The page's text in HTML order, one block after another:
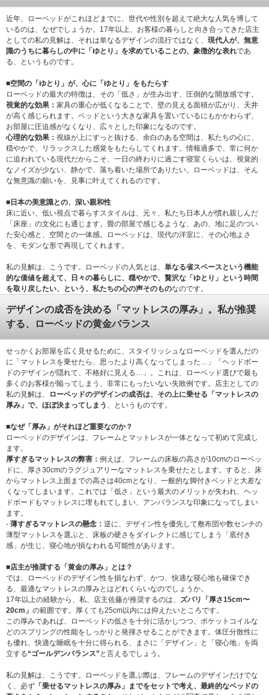
近年、ローベッドがこれほどまでに、世代や性別を超えて絶大な人気を博して
いるのは、なぜでしょうか。17年以上、お客様の暮らしと向き合ってきた店主
としての私の見解は、それは単なるデザインの流行ではなく、 現代人が、無意
識のうちに暮らしの中に「ゆとり」を求めていることの、象徴的な表れであ
る、というものです。
■空間の「ゆとり」が、心に「ゆとり」をもたらす
ローベッドの最大の特徴は、その「低さ」が生み出す、圧倒的な開放感です。
視覚的な効果： 家具の重心が低くなることで、壁の見える面積が広がり、天井
が高く感じられます。ベッドという大きな家具を置いているにもかかわらず、
お部屋に圧迫感がなくなり、広々とした印象になるのです。
心理的な効果： 視線が上にすっと抜ける、余白のある空間は、私たちの心に、
穏やかで、リラックスした感覚をもたらしてくれます。情報過多で、常に何か
に追われている現代だからこそ、一日の終わりに過ごす寝室くらいは、視覚的
なノイズが少ない、静かで、落ち着いた場所でありたい。ローベッドは、そん
な無意識の願いを、見事に叶えてくれるのです。
■日本の美意識との、深い親和性
床に近い、低い視点で暮らすスタイルは、元々、私たち日本人が慣れ親しんだ
「床座」の文化にも通じます。畳の部屋で感じるような、あの、地に足のつい
た安心感と、空間との一体感。ローベッドは、現代の洋室に、その心地よさ
を、モダンな形で再現してくれます。
私の見解は、こうです。ローベッドの人気とは、 単なる省スペースという機能
的な価値を超えて、日々の暮らしに、穏やかで、贅沢な「ゆとり」という時間
を取り戻したい、という、私たちの心の声そのものなのです。
デザインの成否を決める「マットレスの厚み」。私が推奨
する、ローベッドの黄金バランス
せっかくお部屋を広く見せるために、スタイリッシュなローベッドを選んだの
に「マットレスを乗せたら、思ったより高くなってしまった…」「ヘッドボー
ドのデザインが隠れて、不格好に見える…」。これは、ローベッド選びで最も
多くのお客様が陥ってしまう、非常にもったいない失敗例です。店主としての
私の見解は、
ローベッドのデザインの成否は、その上に乗せる「マットレスの
厚み」で、ほぼ決まってしまう
、というものです。
■なぜ「厚み」がそれほど重要なのか？
ローベッドのデザインは、フレームとマットレスが一体となって初めて完成し
ます。
厚すぎるマットレスの弊害： 例えば、フレームの床板の高さが10cmのローベッ
ドに、厚さ30cmのラグジュアリーなマットレスを乗せたとします。すると、床
からマットレス上面までの高さは40cmとなり、一般的な脚付きベッドと大差な
くなってしまいます。これでは「低さ」という最大のメリットが失われ、ヘッ
ドボードもマットレスに埋もれてしまい、アンバランスな印象になってしまい
ます。
- 薄すぎるマットレスの懸念： 逆に、デザイン性を優先して敷布団や数センチの
薄型マットレスを選ぶと、床板の硬さをダイレクトに感じてしまう「底付き
感」が生じ、寝心地が損なわれる可能性があります。
■店主が推奨する「黄金の厚み」とは？
では、ローベッドのデザイン性を損なわず、かつ、快適な寝心地も確保でき
る、最適なマットレスの厚みとはどれくらいなのでしょうか。
17年以上の経験から、私、店主佐藤が推奨するのは、
ズバリ「厚さ15cm〜
20cm」 の範囲です。厚くても25cm以内には抑えたいところです。
この厚みであれば、ローベッドの低さを十分に活かしつつ、ポケットコイルな
どのスプリングの性能をしっかりと発揮させることができます。体圧分散性に
も優れ、快適な睡眠を十分に得られる、まさに「デザイン」と「寝心地」を両
立する“ゴールデンバランス” と言えるでしょう。
私の見解は、こうです。ローベッドを選ぶ際は、フレームのデザインだけでな
く、必ず 「乗せるマットレスの厚み」までをセットで考え、最終的なベッドの